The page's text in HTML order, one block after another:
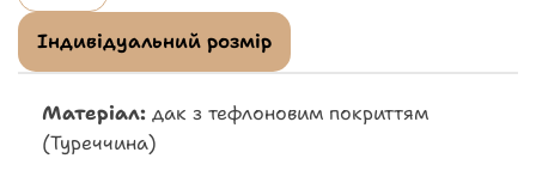
Індивідуальний розмір
Матеріал: дак з тефлоновим покриттям
(Туреччина)